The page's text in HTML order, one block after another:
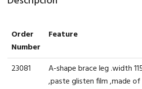
Order
Number
Feature
23081
A-shape brace leg .width
,paste glisten film ,made